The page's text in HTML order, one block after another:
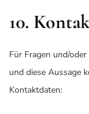
10.
Für Fragen und/
und diese Aussage
Kontaktdaten: